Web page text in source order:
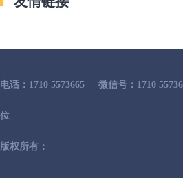
电话：1710 5573665 微信号：1710
位
版权所有：